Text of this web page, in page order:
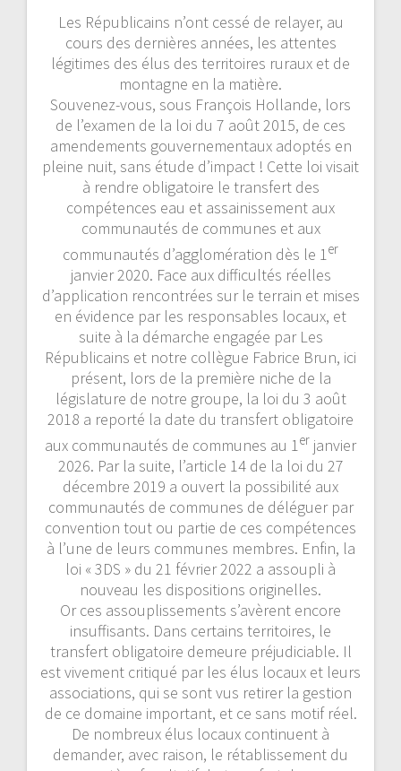
Les Républicains n’ont cessé de relayer, au
cours des dernières années, les attentes
légitimes des élus des territoires ruraux et de
montagne en la matière.
Souvenez-vous, sous François Hollande, lors
de l’examen de la loi du 7 août 2015, de ces
amendements gouvernementaux adoptés en
pleine nuit, sans étude d’impact ! Cette loi visait
à rendre obligatoire le transfert des
compétences eau et assainissement aux
communautés de communes et aux
communautés d’agglomération dès le 1er
janvier 2020. Face aux difficultés réelles
d’application rencontrées sur le terrain et mises
en évidence par les responsables locaux, et
suite à la démarche engagée par Les
Républicains et notre collègue Fabrice Brun, ici
présent, lors de la première niche de la
législature de notre groupe, la loi du 3 août
2018 a reporté la date du transfert obligatoire
aux communautés de communes au 1er janvier
2026. Par la suite, l’article 14 de la loi du 27
décembre 2019 a ouvert la possibilité aux
communautés de communes de déléguer par
convention tout ou partie de ces compétences
à l’une de leurs communes membres. Enfin, la
loi « 3DS » du 21 février 2022 a assoupli à
nouveau les dispositions originelles.
Or ces assouplissements s’avèrent encore
insuffisants. Dans certains territoires, le
transfert obligatoire demeure préjudiciable. Il
est vivement critiqué par les élus locaux et leurs
associations, qui se sont vus retirer la gestion
de ce domaine important, et ce sans motif réel.
De nombreux élus locaux continuent à
demander, avec raison, le rétablissement du